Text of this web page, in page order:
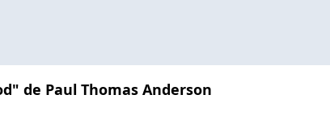
de Paul Thomas Anderson